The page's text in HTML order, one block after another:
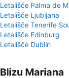
Letališče Palma de
Letališče Ljubljana
Letališče Tenerife
Letališče Edinburg
Letališče Dublin
Blizu